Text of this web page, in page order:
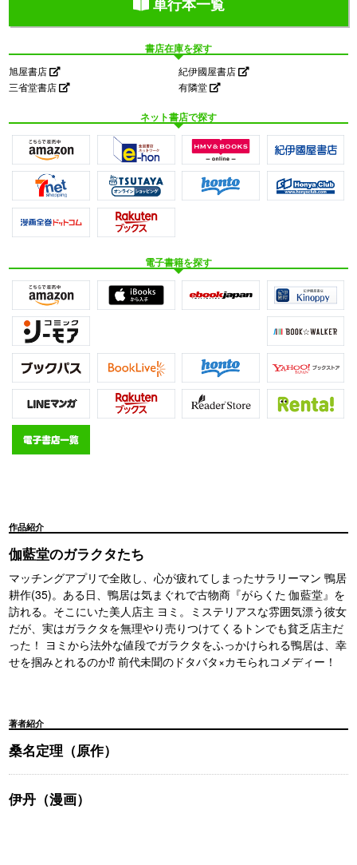
書店在庫を探す
旭屋書店
紀伊國屋書店
三省堂書店
有隣堂
ネット書店で探す
電子書籍を探す
作品紹介
伽藍堂のガラクタたち
マッチングアプリで全敗し、心が疲れてしまったサラリーマン 鴨居
耕作(35)。ある日、鴨居は気まぐれで古物商『がらくた 伽藍堂』を
訪れる。そこにいた美人店主 ヨミ。ミステリアスな雰囲気漂う彼女
だが、実はガラクタを無理やり売りつけてくるトンでも貧乏店主だ
った！ ヨミから法外な値段でガラクタをふっかけられる鴨居は、幸
せを掴みとれるのか⁉ 前代未聞のドタバタ×カモられコメディー！
著者紹介
桑名定理（原作）
伊丹（漫画）